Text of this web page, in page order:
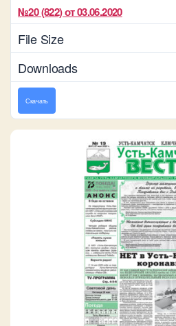
№20 (822) от 03.06.2020
File Size
Downloads
Скачать